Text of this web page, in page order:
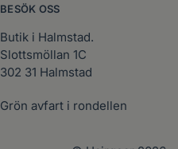
BESÖK OSS
Butik i Halmstad.
Slottsmöllan 1C
302 31 Halmstad
Grön avfart i rondellen